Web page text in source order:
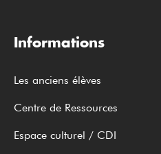
Informations
Les anciens élèves
Centre de Ressources
Espace culturel / CDI